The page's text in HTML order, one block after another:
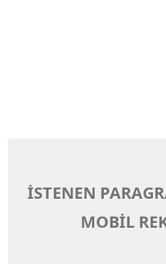
İSTENEN
MOBİL